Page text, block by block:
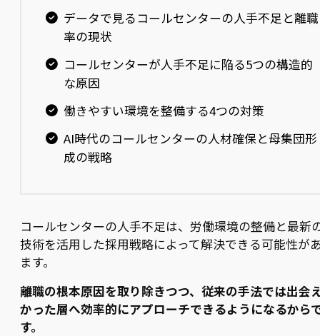
データで見るコールセンターの人手不足と離職
率の現状
コールセンターが人手不足に陥る5つの構造的
な原因
働きやすい環境を整備する4つの対策
AI時代のコールセンターの人材確保と母集団形
成の戦略
コールセンターの人手不足は、労働環境の整備と最新
技術を活用した採用戦略によって解決できる可能性が
ます。
離職の根本原因を取り除きつつ、従来の手法では出会
かった層へ効率的にアプローチできるようになるから
す。